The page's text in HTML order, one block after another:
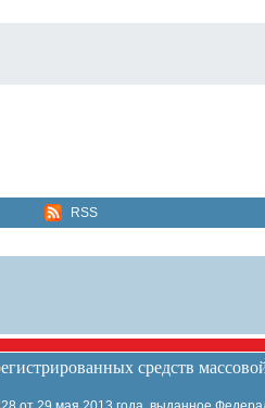
RSS
средств